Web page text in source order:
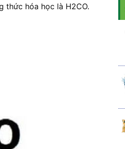
thức hóa học là H2CO.